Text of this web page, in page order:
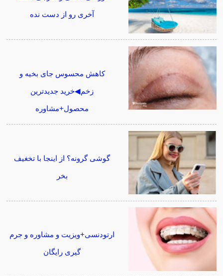
آخری رو از دست نده
کاهش محسوس جای بخیه و
زخم◀خرید جدیدترین
محصول+مشاوره
گوشی گرونه؟ از اینجا با تخغیف
بخر
ارتودنسی+ویزیت و مشاوره و جرم
گیری رایگان